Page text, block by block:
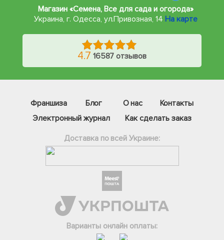
Магазин «Семена, Все для сада и огорода»
Украина, г. Одесса, ул.Привозная, 14 На карте
4.7 16587 отзывов
Франшиза Блог О нас
Контакты
Электронный журнал
Как сделать заказ
Доставка по всей Украине:
Варианты онлайн оплаты:
Телеграм
Вайбер